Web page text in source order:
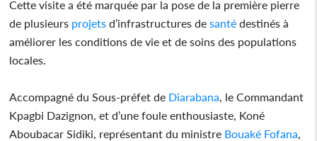
Cette visite a été marquée par la pose de la première pierre
de plusieurs projets d’infrastructures de santé destinés à
améliorer les conditions de vie et de soins des populations
locales.
Accompagné du Sous-préfet de Diarabana , le Commandant
Kpagbi Dazignon, et d’une foule enthousiaste, Koné
Aboubacar Sidiki, représentant du ministre Bouaké Fofana